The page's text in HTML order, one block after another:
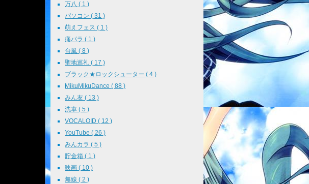
万八 ( 1 )
パソコン ( 31 )
萌えフェス ( 1 )
痛パラ ( 1 )
台風 ( 8 )
聖地巡礼 ( 17 )
ブラック★ロックシューター ( 4 )
MikuMikuDance ( 88 )
みん友 ( 13 )
洗車 ( 5 )
VOCALOID ( 12 )
YouTube ( 26 )
みんカラ ( 5 )
貯金箱 ( 1 )
映画 ( 10 )
無線 ( 2 )